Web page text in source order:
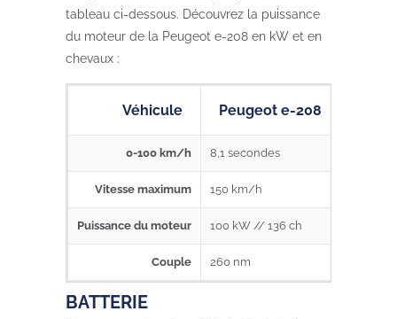
tableau ci-dessous. Découvrez la puissance
du moteur de la Peugeot e-208 en kW et en
chevaux :
Véhicule Peugeot e-208
0-100 km/h 8,1 secondes
Vitesse maximum 150 km/h
Puissance du moteur 100 kW // 136 ch
Couple 260 nm
BATTERIE